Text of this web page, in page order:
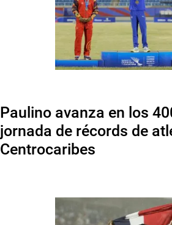
Paulino avanza en los
jornada de récords de
Centrocaribes